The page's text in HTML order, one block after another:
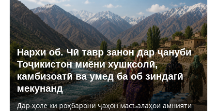
Нархи об. Чӣ тавр занон дар ҷануби
Тоҷикистон миёни хушксолӣ,
камбизоатӣ ва умед ба об зиндагӣ
мекунанд
Дар ҳоле ки роҳбарони ҷаҳон масъалаҳои амнияти